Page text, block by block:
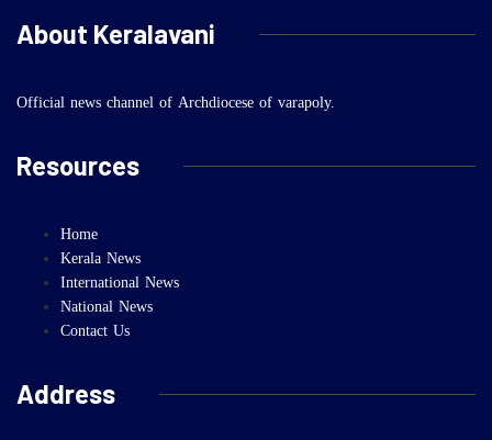
About Keralavani
Official news channel of Archdiocese of varapoly.
Resources
Home
Kerala News
International News
National News
Contact Us
Address